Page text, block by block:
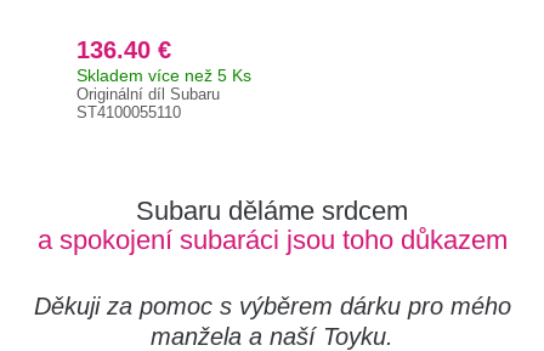
136.40 €
Skladem více než 5 Ks
Originální díl Subaru
ST4100055110
Subaru děláme srdcem
a spokojení subaráci jsou toho důkazem
Děkuji za pomoc s výběrem dárku pro mého
manžela a naší Toyku.